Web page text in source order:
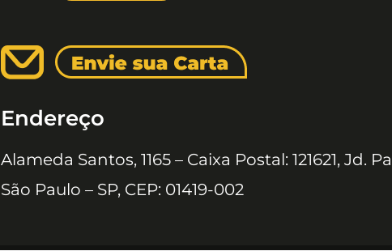
Endereço
Alameda Santos, 1165 – Caixa Postal: 121621, Jd.
São Paulo – SP, CEP: 01419-002